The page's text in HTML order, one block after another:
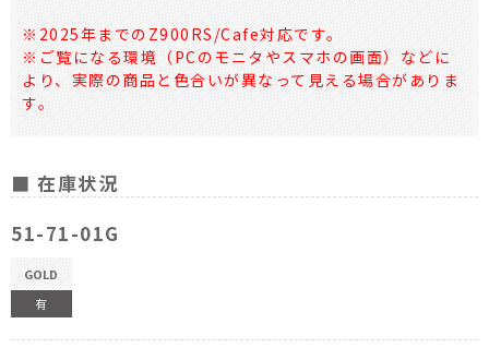
※2025年までのZ900RS/Cafe対応です。
※ご覧になる環境（PCのモニタやスマホの画面）などに
より、実際の商品と色合いが異なって見える場合がありま
す。
■ 在庫状況
51-71-01G
GOLD
有